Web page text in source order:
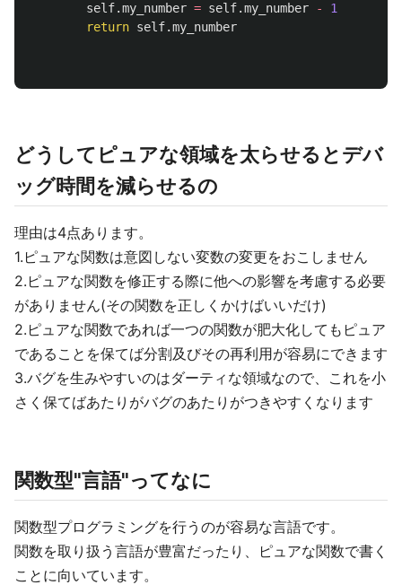
self.my_number = self.my_number -
1
return self.my_number
どうしてピュアな領域を太らせるとデバ
ッグ時間を減らせるの
理由は4点あります。
1.ピュアな関数は意図しない変数の変更をおこしません
2.ピュアな関数を修正する際に他への影響を考慮する必要
がありません(その関数を正しくかけばいいだけ)
2.ピュアな関数であれば一つの関数が肥大化してもピュア
であることを保てば分割及びその再利用が容易にできます
3.バグを生みやすいのはダーティな領域なので、これを小
さく保てばあたりがバグのあたりがつきやすくなります
関数型"言語"ってなに
関数型プログラミングを行うのが容易な言語です。
関数を取り扱う言語が豊富だったり、ピュアな関数で書く
ことに向いています。